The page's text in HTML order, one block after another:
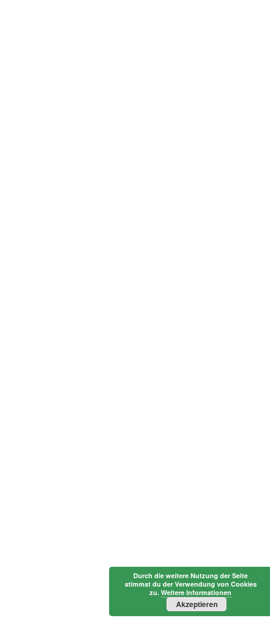
Durch die weitere Nutzung der Seite
stimmst du der Verwendung von Cookies
zu. Weitere Informationen
Akzeptieren